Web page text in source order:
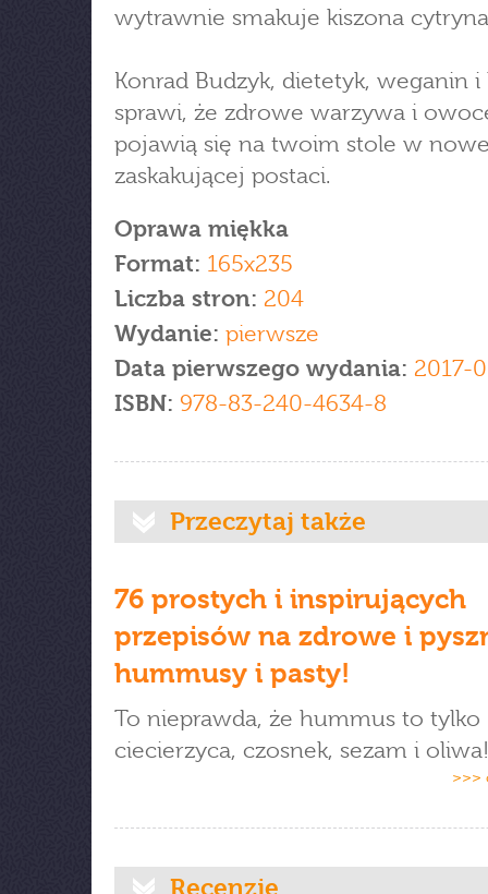
wytrawnie smakuje kiszona
Konrad Budzyk, dietetyk, weganin i
sprawi, że zdrowe warzywa i
pojawią się na twoim stole w
zaskakującej postaci.
Oprawa miękka
Format: 165x235
Liczba stron: 204
Wydanie: pierwsze
Data pierwszego wydania: 2017-
ISBN: 978-83-240-4634-8
Przeczytaj także
76 prostych i inspirujących
przepisów na zdrowe i
hummusy i pasty!
To nieprawda, że hummus to tylko
ciecierzyca, czosnek, sezam i oliwa!
>>>
Recenzje